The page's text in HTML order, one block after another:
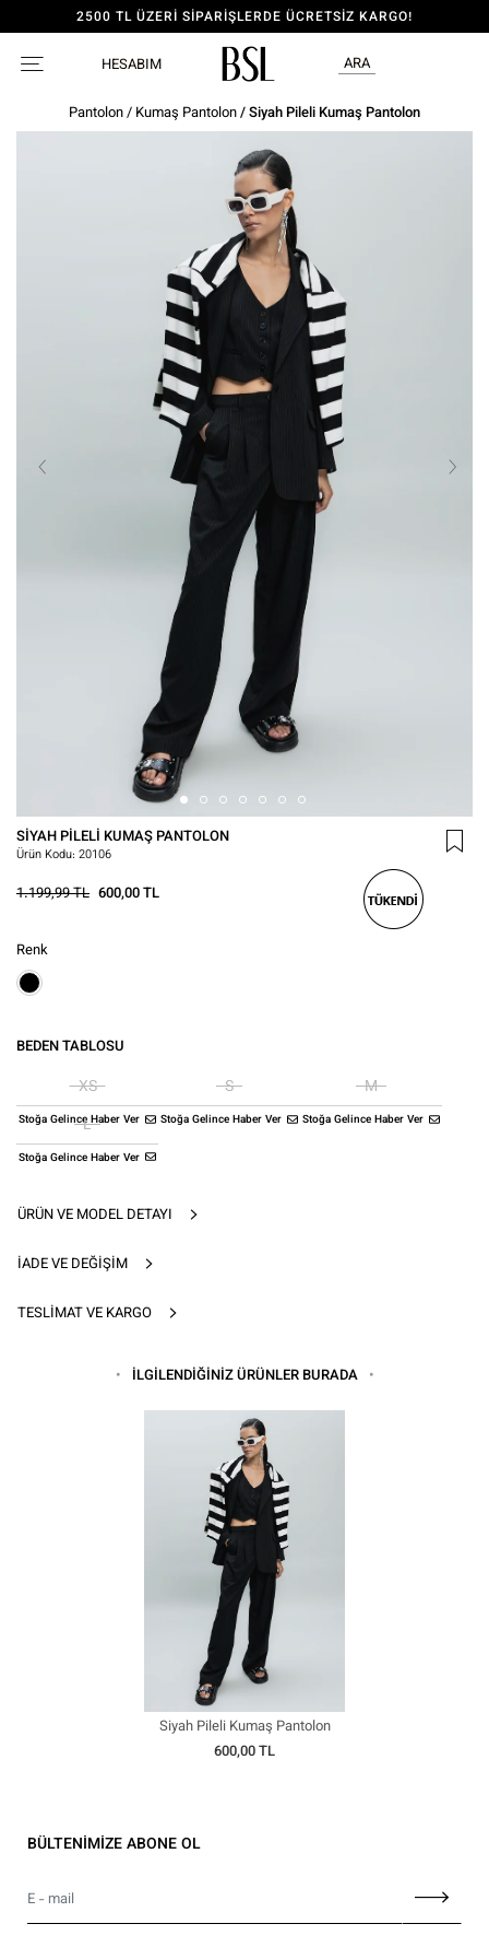
2500 TL ÜZERİ SİPARİŞLERDE ÜCRETSİZ KARGO!
HESABIM ARA
ÜRÜN VE MODEL DETAYI
İADE VE DEĞIŞIM
TESLIMAT VE KARGO
Pantolon/ Kumaş Pantolon/ Siyah Pileli Kumaş Pantolon
SIYAH PILELI KUMAŞ PANTOLON
Ürün Kodu: 20106
1.199,99 TL 600,00 TL
Renk
BEDEN TABLOSU
Stoğa Gelince Haber Ver
XS
Stoğa Gelince Haber Ver
S
Stoğa Gelince Haber Ver
M
Stoğa Gelince Haber Ver
L
İLGİLENDİĞİNİZ ÜRÜNLER BURADA
Siyah Pileli Kumaş Pantolon
600,00 TL
BÜLTENİMİZE ABONE OL